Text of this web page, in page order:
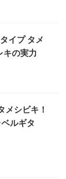
イプ タメ
キの実力
シビキ！
ルギタ